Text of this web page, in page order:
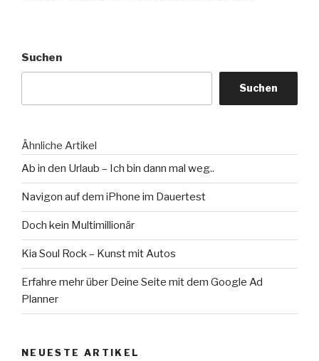
Suchen
Suchen
Ähnliche Artikel
Ab in den Urlaub – Ich bin dann mal weg..
Navigon auf dem iPhone im Dauertest
Doch kein Multimillionär
Kia Soul Rock – Kunst mit Autos
Erfahre mehr über Deine Seite mit dem Google Ad
Planner
NEUESTE ARTIKEL